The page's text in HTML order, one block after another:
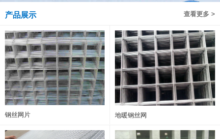
查看更多 >
产品展示
钢丝网片 地暖钢丝网